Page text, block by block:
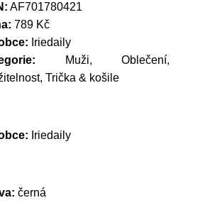
AF701780421
789 Kč
Iriedaily
Muži, Oblečení,
Trička & košile
Iriedaily
černá